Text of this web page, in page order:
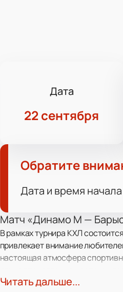
Дата
22 сентября
Обратите
Дата и время
Матч «Динамо М —
В рамках турнира КХЛ
привлекает внимание
настоящая атмосфера
Читать дальше...